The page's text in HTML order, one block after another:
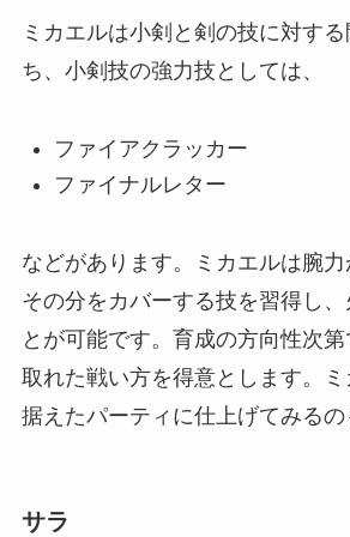
ミカエルは小剣と剣の技に対す
ち、小剣技の強力技としては、
ファイアクラッカー
ファイナルレター
などがあります。ミカエルは腕力
その分をカバーする技を習得し
とが可能です。育成の方向性次
取れた戦い方を得意とします。
据えたパーティに仕上げてみるの
サラ